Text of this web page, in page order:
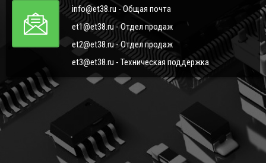
info@et38.ru - Общая почта
et1@et38.ru - Отдел продаж
et2@et38.ru - Отдел продаж
et3@et38.ru - Техническая поддержка